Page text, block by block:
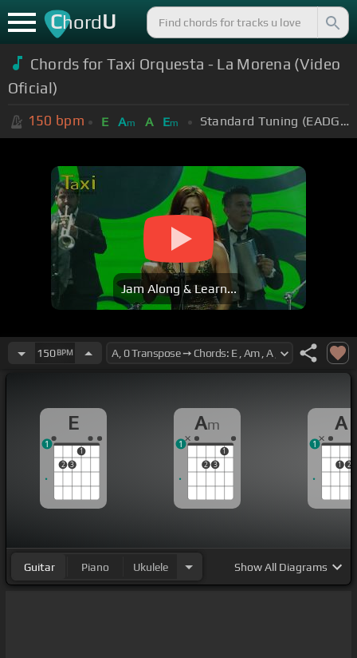
ChordU
Chords for Taxi Orquesta - La Morena (Video
Oficial)
150 bpm E Am A Em Standard Tuning (EADGBE)
Jam Along & Learn...
150BPM
E
2 3
1
1
Am
2 3
1
1
A
1 2
1
Guitar Piano Ukulele ShowAll Diagrams